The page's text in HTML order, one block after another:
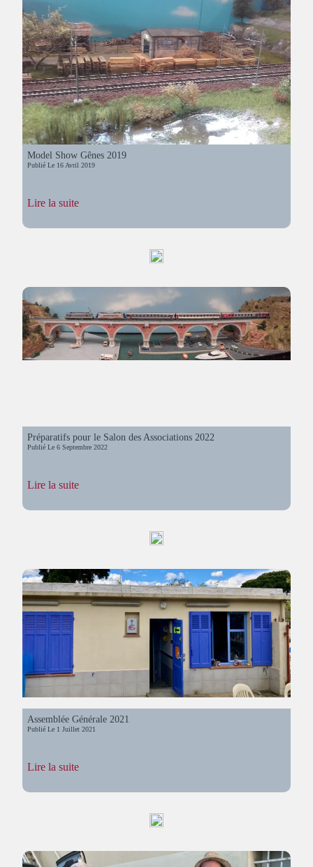
Model Show Gênes 2019
Publié Le 16 Avril 2019
Lire la suite:
Show
Préparatifs pour le Salon des Associations 2022
Publié Le6 Septembre 2022
Lire la suite:
pour
2022
Assemblée Générale 2021
Publié Le 1 Juillet 2021
Lire la suite:
Générale